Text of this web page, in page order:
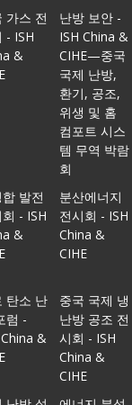
가스 전
- ISH
&
난방 보안 -
ISH China &
CIHE—중국
국제 난방,
환기, 공조,
위생 및 홈
컴포트 시스
템 무역 박람
회
발전
- ISH
&
분산에너지
전시회 - ISH
China &
CIHE
탄소 난
럼 -
&
중국 국제 냉
난방 공조 전
시회 - ISH
China &
CIHE